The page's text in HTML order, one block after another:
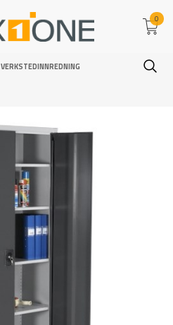
0
VERKSTEDINNREDNING